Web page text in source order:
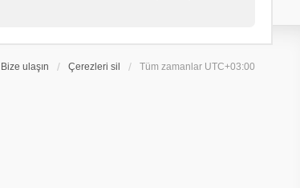
Bize ulaşın Çerezleri sil Tüm zamanlar UTC+03:00